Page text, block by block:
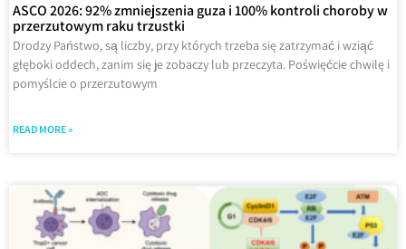
ASCO 2026: 92% zmniejszenia guza i 100% kontroli choroby w
przerzutowym raku trzustki
Drodzy Państwo, są liczby, przy których trzeba się zatrzymać i wziąć
głęboki oddech, zanim się je zobaczy lub przeczyta. Poświęćcie chwilę i
pomyślcie o przerzutowym
READ MORE »